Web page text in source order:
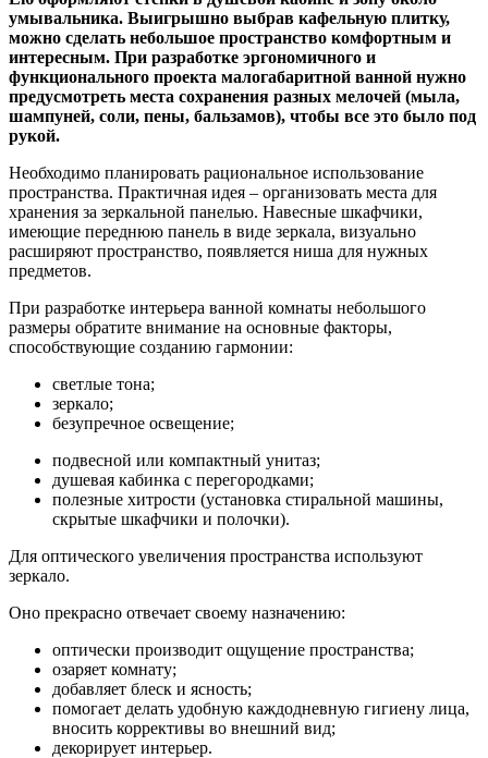
умывальника. Выигрышно выбрав кафельную плитку,
можно сделать небольшое пространство комфортным и
интересным. При разработке эргономичного и
функционального проекта малогабаритной ванной нужно
предусмотреть места сохранения разных мелочей (мыла,
шампуней, соли, пены, бальзамов), чтобы все это было под
рукой.
Необходимо планировать рациональное использование
пространства. Практичная идея – организовать места для
хранения за зеркальной панелью. Навесные шкафчики,
имеющие переднюю панель в виде зеркала, визуально
расширяют пространство, появляется ниша для нужных
предметов.
При разработке интерьера ванной комнаты небольшого
размеры обратите внимание на основные факторы,
способствующие созданию гармонии:
светлые тона;
зеркало;
безупречное освещение;
подвесной или компактный унитаз;
душевая кабинка с перегородками;
полезные хитрости (установка стиральной машины,
скрытые шкафчики и полочки).
Для оптического увеличения пространства используют
зеркало.
Оно прекрасно отвечает своему назначению:
оптически производит ощущение пространства;
озаряет комнату;
добавляет блеск и ясность;
помогает делать удобную каждодневную гигиену лица,
вносить коррективы во внешний вид;
декорирует интерьер.